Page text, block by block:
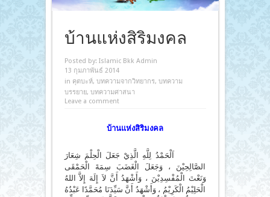
บ้านแห่งสิริมงคล
Posted by: Islamic Bkk Admin
13 กุมภาพันธ์ 2014
in คุตบะห์, บทความจากวิทยากร, บทความ
บรรยาย, บทความศาสนา
Leave a comment
บ้านแห่งสิริมงคล
اَلْحَمْدُ لِلَّهِ الَّذِيْ جَعَلَ الْحِلْمَ شِعَارَ
الصَّالِحِيْنَ ، وَجَعَلَ الْغَضَبَ سِمَةَ الْحَمْقَى
وَنَعْتَ الْمُفْسِدِيْنَ ، وَأَشْهَدُ أَنَّ لاَ إِلَهَ إِلاَّ اللهُ
الْحَلِيْمُ الْكَرِيْمُ ، وَأَشْهَدُ أَنَّ سَيِّدَنَا مُحَمَّدًا عَبْدُهُ